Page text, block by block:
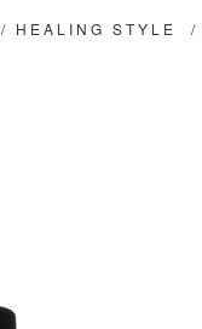
/ HEALING STYLE
/